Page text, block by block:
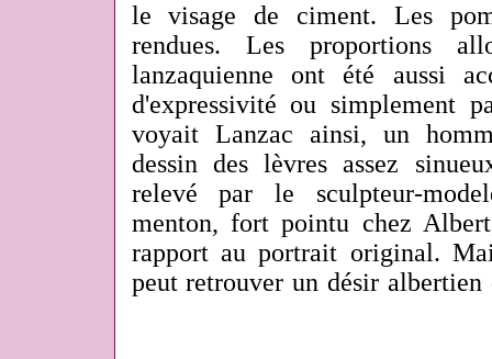
le visage de ciment. Les
rendues. Les proportions
lanzaquienne ont été aussi
d'expressivité ou simplement
voyait Lanzac ainsi, un
dessin des lèvres assez
relevé par le sculpteur-
menton, fort pointu chez
rapport au portrait original.
peut retrouver un désir albertien